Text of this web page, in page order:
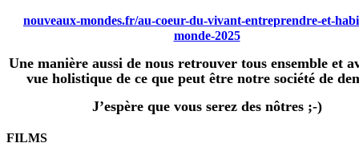
nouveaux-mondes.fr/au-coeur-du-vivant-entreprendre-et-
monde-2025
Une manière aussi de nous retrouver tous ensemble et
vue holistique de ce que peut être notre société de
J’espère que vous serez des nôtres ;-)
FILMS